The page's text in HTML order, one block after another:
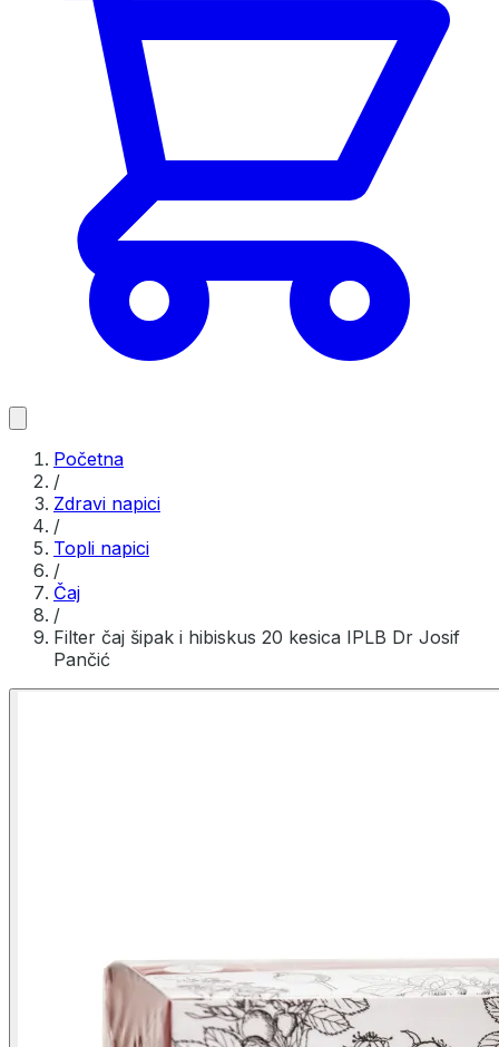
Početna
/
Zdravi napici
/
Topli napici
/
Čaj
/
Filter čaj šipak i hibiskus 20 kesica IPLB Dr Josif
Pančić